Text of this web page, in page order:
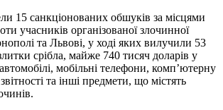
15 санкціонованих обшуків за місцями
учасників організованої злочинної
та Львові, у ході яких вилучили 53
срібла, майже 740 тисяч доларів у
мобільні телефони, компʼютерну
та інші предмети, що містять